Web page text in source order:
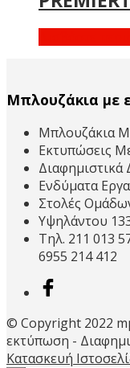
Μπλουζάκια με
Μπλουζάκια
Εκτυπώσεις
Ενδύματα
Στολές
Υψηλάντου
Τηλ. 211 013
6955 214 412
© Copyright 2022
εκτύπωση -
Κατασκευή